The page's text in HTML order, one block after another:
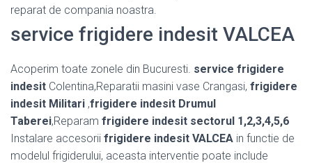
reparat de compania noastra.
service frigidere indesit VALCEA
Acoperim toate zonele din Bucuresti. service frigidere
indesit Colentina,Reparatii masini vase Crangasi, frigidere
indesit Militari ,frigidere indesit Drumul
Taberei,Reparam frigidere indesit sectorul 1,2,3,4,5,6
Instalare accesorii frigidere indesit VALCEA in functie de
modelul frigiderului, aceasta interventie poate include